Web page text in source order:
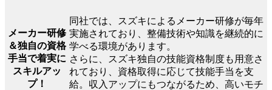
メーカー研修
＆独自の資格
手当で着実に
スキルアッ
プ！
同社では、スズキによるメーカー研修が毎年
実施されており、整備技術や知識を継続的に
学べる環境があります。
さらに、スズキ独自の技能資格制度も用意さ
れており、資格取得に応じて技能手当を支
給。収入アップにもつながるため、高いモチ